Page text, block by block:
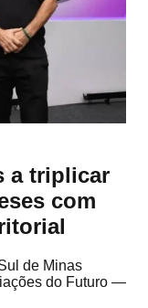
a triplicar
com
de Minas
do Futuro —